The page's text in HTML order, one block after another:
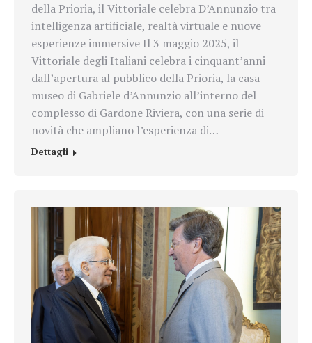
della Prioria, il Vittoriale celebra D’Annunzio tra
intelligenza artificiale, realtà virtuale e nuove
esperienze immersive Il 3 maggio 2025, il
Vittoriale degli Italiani celebra i cinquant’anni
dall’apertura al pubblico della Prioria, la casa-
museo di Gabriele d’Annunzio all’interno del
complesso di Gardone Riviera, con una serie di
novità che ampliano l’esperienza di…
Dettagli